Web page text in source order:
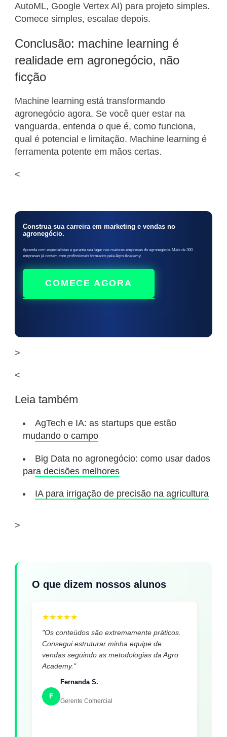
AutoML, Google Vertex AI) para projeto simples.
Comece simples, escalae depois.
Conclusão: machine learning é
realidade em agronegócio, não
ficção
Machine learning está transformando
agronegócio agora. Se você quer estar na
vanguarda, entenda o que é, como funciona,
qual é potencial e limitação. Machine learning é
ferramenta potente em mãos certas.
<
Construa sua carreira em marketing e vendas no
agronegócio.
Aprenda com especialistas e garanta seu lugar nas maiores empresas do agronegócio. Mais de 300
empresas já contam com profissionais formados pela Agro Academy.
COMECE AGORA
>
<
Leia também
AgTech e IA: as startups que estão
mudando o campo
Big Data no agronegócio: como usar dados
para decisões melhores
IA para irrigação de precisão na agricultura
>
O que dizem nossos alunos
★★★★★
"Os conteúdos são extremamente práticos.
Consegui estruturar minha equipe de
vendas seguindo as metodologias da Agro
Academy."
F
Fernanda S.
Gerente Comercial